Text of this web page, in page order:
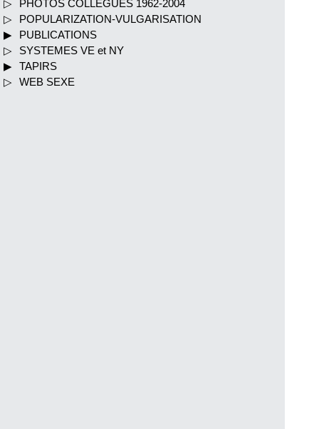
PHOTOS COLLEGUES 1962-2004
POPULARIZATION-VULGARISATION
PUBLICATIONS
SYSTEMES VE et NY
TAPIRS
WEB SEXE